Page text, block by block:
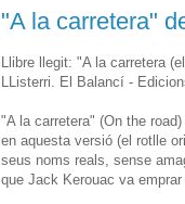
"A la carretera"
Llibre llegit: "A la carretera
LListerri. El Balancí -
"A la carretera" (On the
en aquesta versió (el rotlle
seus noms reals, sense
que Jack Kerouac va